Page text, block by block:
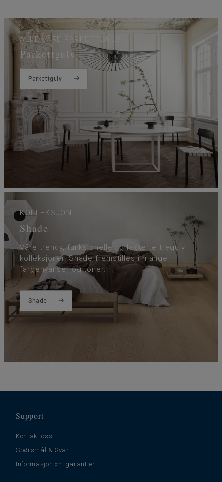
ALLE VÅRE PARKETTGULV
Parkettgulv
Parkettgulv
KOLLEKSJON
Shade
Våre trendy, funksjonelle og lakkerte tregulv i
kolleksjonen Shade fremstilles i mange
fargenyanser og toner.
Shade
Support
Kontakt oss
Spørsmål & Svar
Informasjon om garantier